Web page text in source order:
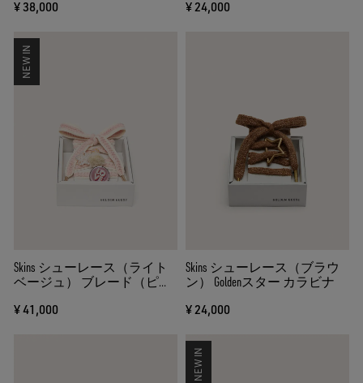
¥ 38,000 ¥ 24,000
NEW IN
Skins シューレース（ライト
ベージュ） ブレード（ピン
ン
¥ 41,000
Skins シューレース（ブラウ
ン） Goldenスター カラビナ
¥ 24,000
NEW IN